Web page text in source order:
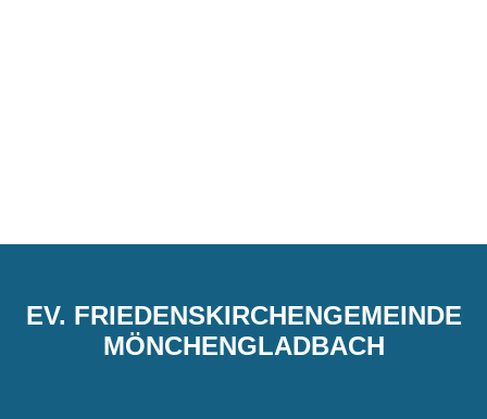
EV. FRIEDENSKIRCHENGEMEINDE
MÖNCHENGLADBACH